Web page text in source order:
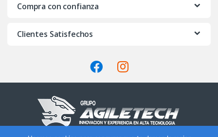
Compra con confianza
Clientes Satisfechos